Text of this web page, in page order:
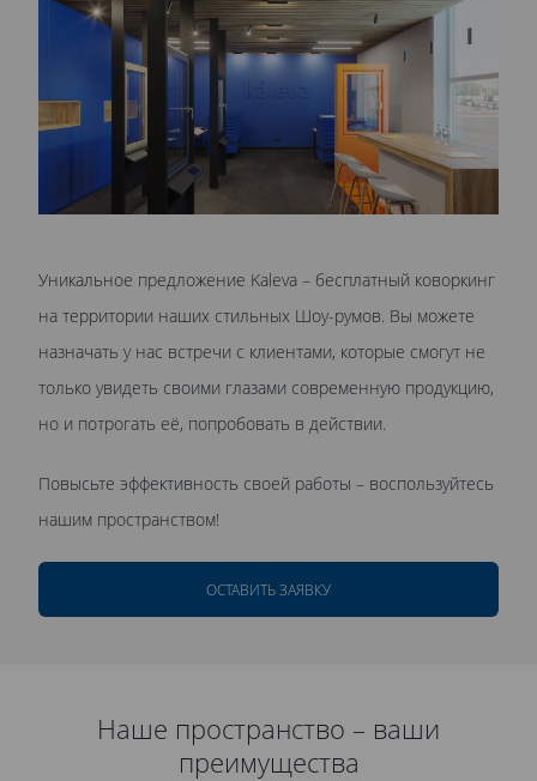
Уникальное предложение Kaleva – бесплатный коворкинг
на территории наших стильных Шоу-румов. Вы можете
назначать у нас встречи с клиентами, которые смогут не
только увидеть своими глазами современную продукцию,
но и потрогать её, попробовать в действии.
Повысьте эффективность своей работы – воспользуйтесь
нашим пространством!
ОСТАВИТЬ ЗАЯВКУ
Наше пространство – ваши
преимущества